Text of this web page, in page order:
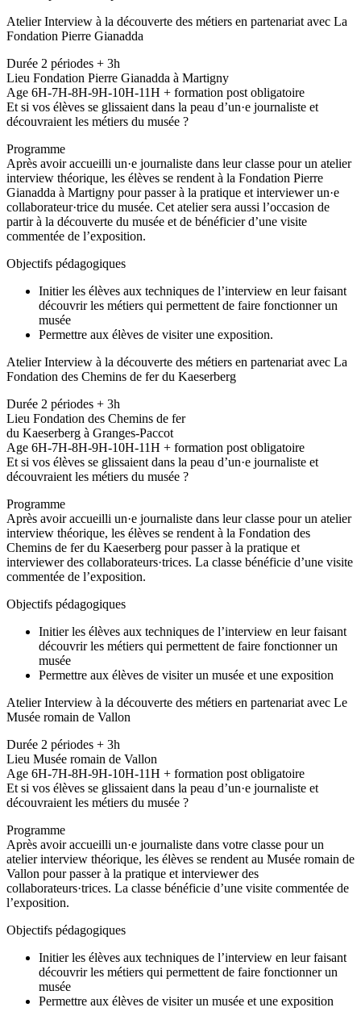
Atelier Interview à la découverte des métiers en partenariat avec La
Fondation Pierre Gianadda
Durée 2 périodes + 3h
Lieu Fondation Pierre Gianadda à Martigny
Age 6H-7H-8H-9H-10H-11H + formation post obligatoire
Et si vos élèves se glissaient dans la peau d’un·e journaliste et
découvraient les métiers du musée ?
Programme
Après avoir accueilli un·e journaliste dans leur classe pour un atelier
interview théorique, les élèves se rendent à la Fondation Pierre
Gianadda à Martigny pour passer à la pratique et interviewer un·e
collaborateur·trice du musée. Cet atelier sera aussi l’occasion de
partir à la découverte du musée et de bénéficier d’une visite
commentée de l’exposition.
Objectifs pédagogiques
Initier les élèves aux techniques de l’interview en leur faisant
découvrir les métiers qui permettent de faire fonctionner un
musée
Permettre aux élèves de visiter une exposition.
Atelier Interview à la découverte des métiers en partenariat avec La
Fondation des Chemins de fer du Kaeserberg
Durée 2 périodes + 3h
Lieu Fondation des Chemins de fer
du Kaeserberg à Granges-Paccot
Age 6H-7H-8H-9H-10H-11H + formation post obligatoire
Et si vos élèves se glissaient dans la peau d’un·e journaliste et
découvraient les métiers du musée ?
Programme
Après avoir accueilli un·e journaliste dans leur classe pour un atelier
interview théorique, les élèves se rendent à la Fondation des
Chemins de fer du Kaeserberg pour passer à la pratique et
interviewer des collaborateurs·trices. La classe bénéficie d’une visite
commentée de l’exposition.
Objectifs pédagogiques
Initier les élèves aux techniques de l’interview en leur faisant
découvrir les métiers qui permettent de faire fonctionner un
musée
Permettre aux élèves de visiter un musée et une exposition
Atelier Interview à la découverte des métiers en partenariat avec Le
Musée romain de Vallon
Durée 2 périodes + 3h
Lieu Musée romain de Vallon
Age 6H-7H-8H-9H-10H-11H + formation post obligatoire
Et si vos élèves se glissaient dans la peau d’un·e journaliste et
découvraient les métiers du musée ?
Programme
Après avoir accueilli un·e journaliste dans votre classe pour un
atelier interview théorique, les élèves se rendent au Musée romain de
Vallon pour passer à la pratique et interviewer des
collaborateurs·trices. La classe bénéficie d’une visite commentée de
l’exposition.
Objectifs pédagogiques
Initier les élèves aux techniques de l’interview en leur faisant
découvrir les métiers qui permettent de faire fonctionner un
musée
Permettre aux élèves de visiter un musée et une exposition